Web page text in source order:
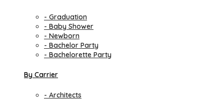
- Graduation
- Baby Shower
- Newborn
- Bachelor Party
- Bachelorette Party
By Carrier
- Architects